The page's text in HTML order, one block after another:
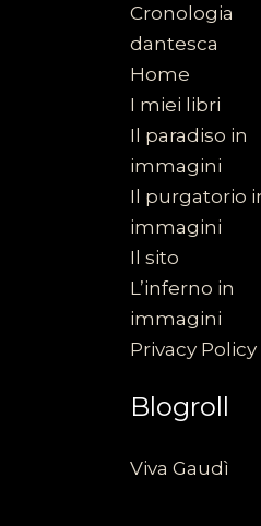
Cronologia
dantesca
Home
I miei libri
Il paradiso in
immagini
Il purgatorio
immagini
Il sito
L’inferno in
immagini
Privacy Policy
Blogroll
Viva Gaudì